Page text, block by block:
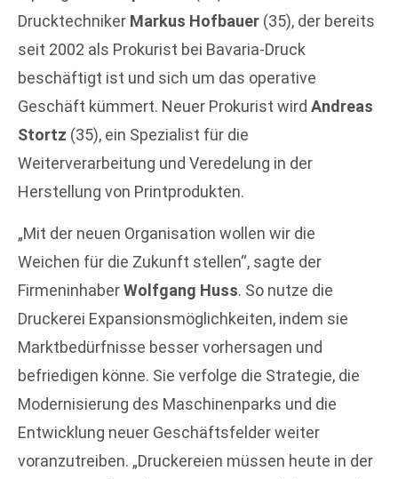
Drucktechniker Markus Hofbauer (35), der bereits
seit 2002 als Prokurist bei Bavaria-Druck
beschäftigt ist und sich um das operative
Geschäft kümmert. Neuer Prokurist wird Andreas
Stortz (35), ein Spezialist für die
Weiterverarbeitung und Veredelung in der
Herstellung von Printprodukten.
„Mit der neuen Organisation wollen wir die
Weichen für die Zukunft stellen“, sagte der
FirmeninhaberWolfgang Huss. So nutze die
Druckerei Expansionsmöglichkeiten, indem sie
Marktbedürfnisse besser vorhersagen und
befriedigen könne. Sie verfolge die Strategie, die
Modernisierung des Maschinenparks und die
Entwicklung neuer Geschäftsfelder weiter
voranzutreiben. „Druckereien müssen heute in der